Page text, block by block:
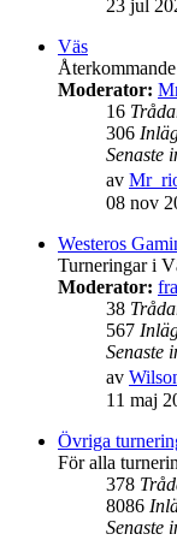
23 jul
Väs
Moderator:
16
306
Senaste
av
08 nov
Westeros
Turneringar i
Moderator:
38
567
Senaste
av
11 maj
Övriga
För alla
378
8086
Senaste